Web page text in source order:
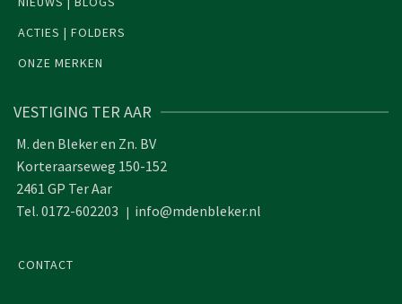
ACTIES | FOLDERS
ONZE MERKEN
VESTIGING TER AAR
M. den Bleker en Zn. BV
Korteraarseweg 150-152
2461 GP Ter Aar
Tel. 0172-602203 | info@mdenbleker.nl
CONTACT